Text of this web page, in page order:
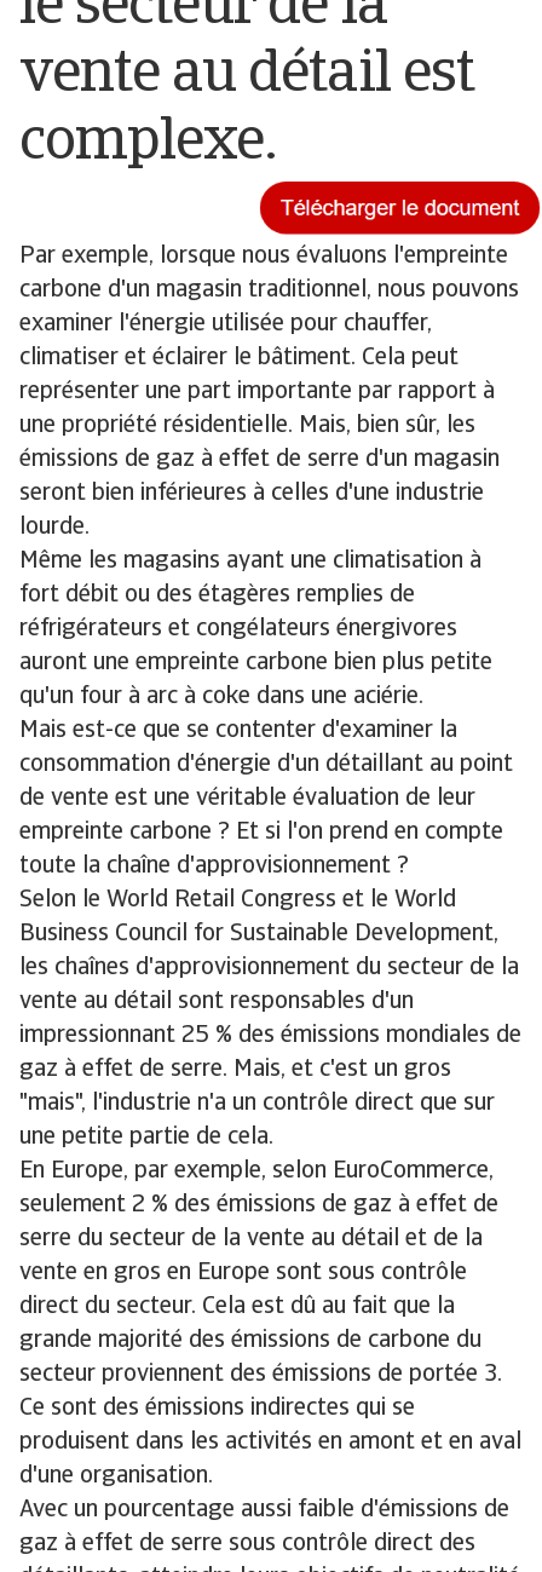
vente au détail est
complexe.
Par exemple, lorsque nous évaluons l'empreinte
carbone d'un magasin traditionnel, nous pouvons
examiner l'énergie utilisée pour chauffer,
climatiser et éclairer le bâtiment. Cela peut
représenter une part importante par rapport à
une propriété résidentielle. Mais, bien sûr, les
émissions de gaz à effet de serre d'un magasin
seront bien inférieures à celles d'une industrie
lourde.
Même les magasins ayant une climatisation à
fort débit ou des étagères remplies de
réfrigérateurs et congélateurs énergivores
auront une empreinte carbone bien plus petite
qu'un four à arc à coke dans une aciérie.
Mais est-ce que se contenter d'examiner la
consommation d'énergie d'un détaillant au point
de vente est une véritable évaluation de leur
empreinte carbone ? Et si l'on prend en compte
toute la chaîne d'approvisionnement ?
Selon le World Retail Congress et le World
Business Council for Sustainable Development,
les chaînes d'approvisionnement du secteur de la
vente au détail sont responsables d'un
impressionnant 25 % des émissions mondiales de
gaz à effet de serre. Mais, et c'est un gros
"mais", l'industrie n'a un contrôle direct que sur
une petite partie de cela.
En Europe, par exemple, selon EuroCommerce,
seulement 2 % des émissions de gaz à effet de
serre du secteur de la vente au détail et de la
vente en gros en Europe sont sous contrôle
direct du secteur. Cela est dû au fait que la
grande majorité des émissions de carbone du
secteur proviennent des émissions de portée 3.
Ce sont des émissions indirectes qui se
produisent dans les activités en amont et en aval
d'une organisation.
Avec un pourcentage aussi faible d'émissions de
gaz à effet de serre sous contrôle direct des